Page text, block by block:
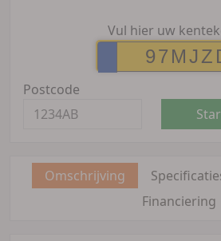
Vul hier uw
Postcode
Omschrijving
Financiering